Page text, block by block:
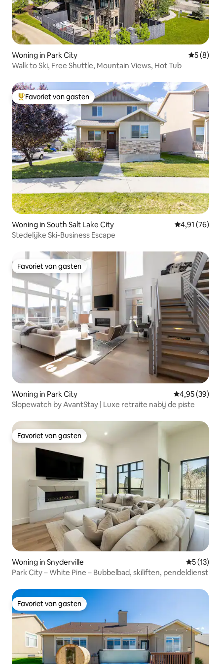
Woning in Park City
5 (8)
Walk to Ski, Free Shuttle, Mountain Views, Hot Tub
Topfavoriet van gasten
Favoriet van gasten
Woning in South Salt Lake City Gemiddelde
4,91 (76)
Stedelijke Ski-Business Escape
Favoriet van gasten
Favoriet van gasten
Woning in Park City Gemiddelde
4,95 (39)
Slopewatch by AvantStay | Luxe retraite nabij de piste
Favoriet van gasten
Favoriet van gasten
Woning in Snyderville
5 (13)
Park City – White Pine – Bubbelbad, skiliften, pendeldienst
Favoriet van gasten
Favoriet van gasten